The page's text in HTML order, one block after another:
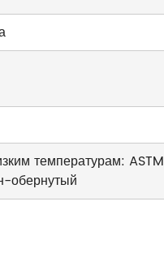
температурам:
обернутый